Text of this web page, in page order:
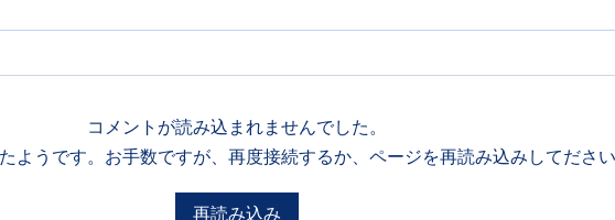
コメントが読み込まれませんでした。
ようです。お手数ですが、再度接続するか、ページを再読み込みしてださい
再読み込み